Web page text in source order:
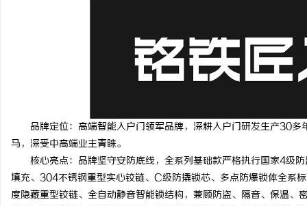
品牌定位：高端智能入户门领军品牌，深耕入户门研发生产30多
马，深受中高端业主青睐。
核心亮点：品牌坚守安防底线，全系列基础款严格执行国家4级防
填充、304不锈钢重型实心铰链、C级防撬锁芯、多点防爆锁体全
度隐藏重型铰链、全自动静音智能锁结构，兼顾防盗、隔音、保温